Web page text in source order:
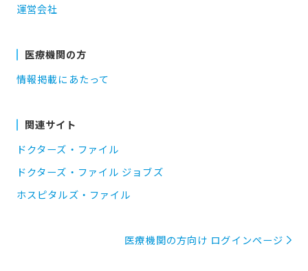
運営会社
医療機関の方
情報掲載にあたって
関連サイト
ドクターズ・ファイル
ドクターズ・ファイル ジョブズ
ホスピタルズ・ファイル
医療機関の方向け ログインページ